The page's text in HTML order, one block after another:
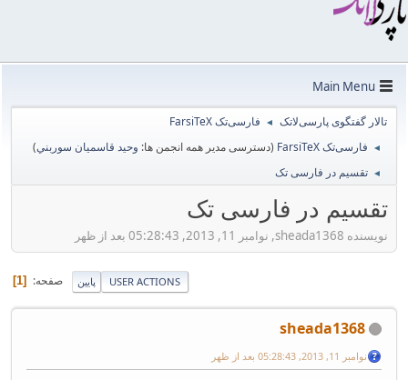
Main Menu
تالار گفتگوی پارسی‌لاتک ◄ فارسی‌تک FarsiTeX
◄ فارسی‌تک FarsiTeX (دسترسی مدیر همه انجمن ها: وحيد قاسميان سوربني)
◄ تقسیم در فارسی تک
تقسیم در فارسی تک
نویسنده sheada1368, نوامبر 11, 2013, 05:28:43 بعد از ظهر
پایین صفحه 1 USER ACTIONS
sheada1368
نوامبر 11, 2013, 05:28:43 بعد از ظهر